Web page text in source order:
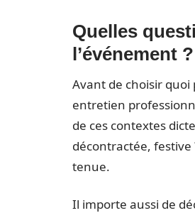
Quelles
l’événement ?
Avant de choisir quoi
entretien
de ces contextes
décontractée, festive
tenue.
Il importe aussi de